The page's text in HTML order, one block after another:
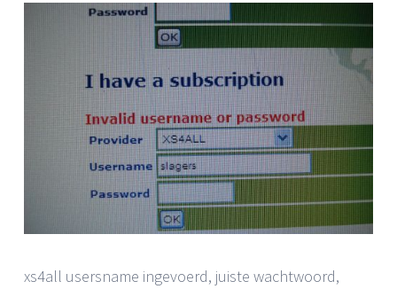
xs4all usersname ingevoerd, juiste wachtwoord,